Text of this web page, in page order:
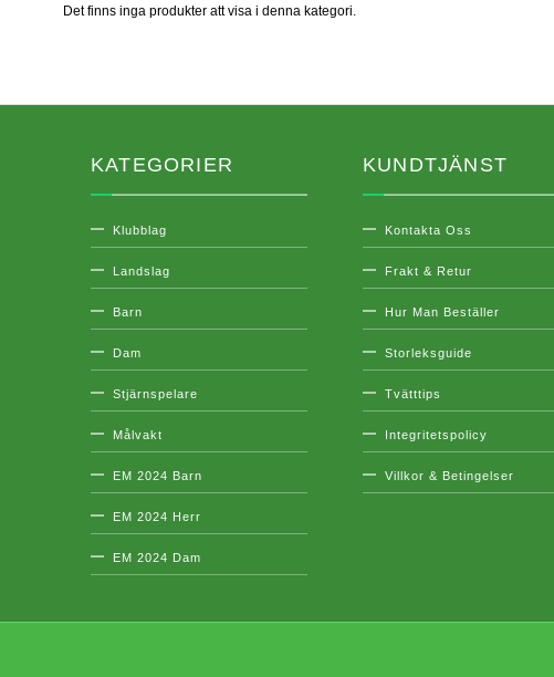
Det finns inga produkter att visa i denna kategori.
KATEGORIER
Klubblag
Landslag
Barn
Dam
Stjärnspelare
Målvakt
EM 2024 Barn
EM 2024 Herr
EM 2024 Dam
KUNDTJÄNST
Kontakta Oss
Frakt & Retur
Hur Man Beställer
Storleksguide
Tvätttips
Integritetspolicy
Villkor & Betingelser